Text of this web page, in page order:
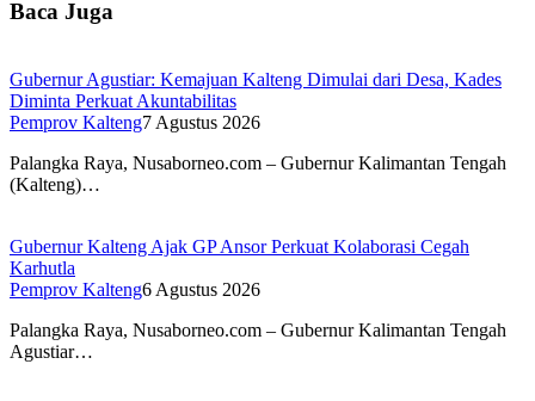
Baca Juga
Gubernur Agustiar: Kemajuan Kalteng Dimulai dari Desa, Kades
Diminta Perkuat Akuntabilitas
Pemprov Kalteng7 Agustus 2026
Palangka Raya, Nusaborneo.com – Gubernur Kalimantan Tengah
(Kalteng)…
Gubernur Kalteng Ajak GP Ansor Perkuat Kolaborasi Cegah
Karhutla
Pemprov Kalteng6 Agustus 2026
Palangka Raya, Nusaborneo.com – Gubernur Kalimantan Tengah
Agustiar…